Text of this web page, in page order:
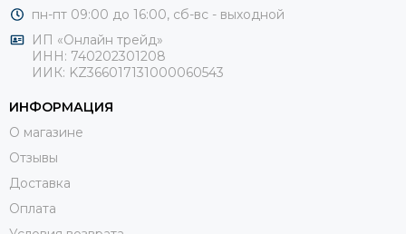
пн-пт 09:00 до 16:00, сб-вс - выходной
ИП «Онлайн трейд»
ИНН: 740202301208
ИИК: KZ366017131000060543
ИНФОРМАЦИЯ
О магазине
Отзывы
Доставка
Оплата